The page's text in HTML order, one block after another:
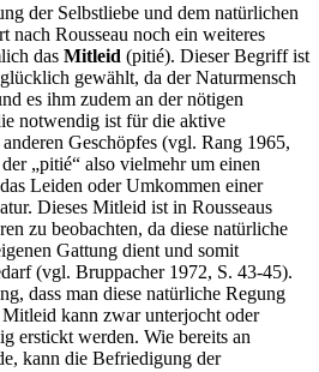
der Selbstliebe und dem natürlichen
nach Rousseau noch ein weiteres
das Mitleid (pitié). Dieser Begriff ist
gewählt, da der Naturmensch
es ihm zudem an der nötigen
notwendig ist für die aktive
Geschöpfes (vgl. Rang 1965,
„pitié“ also vielmehr um einen
Leiden oder Umkommen einer
Dieses Mitleid ist in Rousseaus
zu beobachten, da diese natürliche
Gattung dient und somit
(vgl. Bruppacher 1972, S. 43-45).
dass man diese natürliche Regung
kann zwar unterjocht oder
erstickt werden. Wie bereits an
kann die Befriedigung der